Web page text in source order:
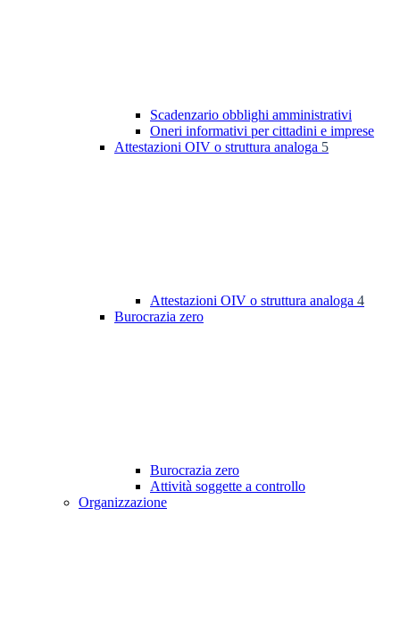
Scadenzario obblighi amministrativi
Oneri informativi per cittadini e imprese
Attestazioni OIV o struttura analoga 5
Attestazioni OIV o struttura analoga 4
Burocrazia zero
Burocrazia zero
Attività soggette a controllo
Organizzazione